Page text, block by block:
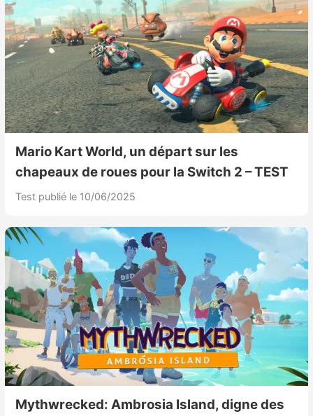
Mario Kart World, un départ sur les
chapeaux de roues pour la Switch 2 – TEST
Test publié le 10/06/2025
Mythwrecked: Ambrosia Island, digne des